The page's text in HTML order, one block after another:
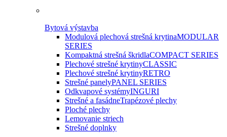
Bytová výstavba
Modulová plechová strešná krytinaMODULAR
SERIES
Kompaktná strešná škridlaCOMPACT SERIES
Plechové strešné krytinyCLASSIC
Plechové strešné krytinyRETRO
Strešné panelyPANEL SERIES
Odkvapové systémyINGURI
Strešné a fasádneTrapézové plechy
Ploché plechy
Lemovanie striech
Strešné doplnky